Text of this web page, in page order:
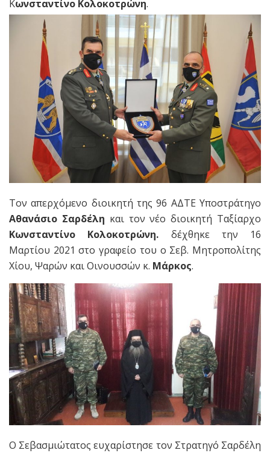
Κωνσταντίνο Κολοκοτρώνη.
Τον απερχόμενο διοικητή της 96 ΑΔΤΕ Υποστράτηγο
Αθανάσιο Σαρδέλη και τον νέο διοικητή Ταξίαρχο
Κωνσταντίνο Κολοκοτρώνη. δέχθηκε την 16
Μαρτίου 2021 στο γραφείο του ο Σεβ. Μητροπολίτης
Χίου, Ψαρών και Οινουσσών κ. Μάρκος.
Ο Σεβασμιώτατος ευχαρίστησε τον Στρατηγό Σαρδέλη